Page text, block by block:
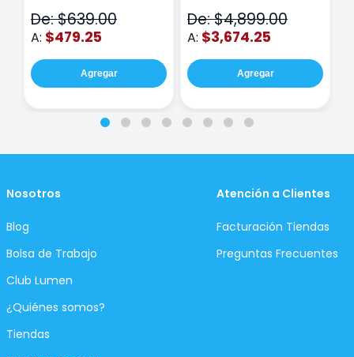
De: $639.00
A: $479.25
Agregar
De: $4,899.00
A: $3,674.25
Agregar
Nosotros
Blog
Bolsa de Trabajo
Club Lumen
¿Quiénes somos?
Tiendas
Atención a Clientes
Facturación Tiendas
Preguntas Frecuentes